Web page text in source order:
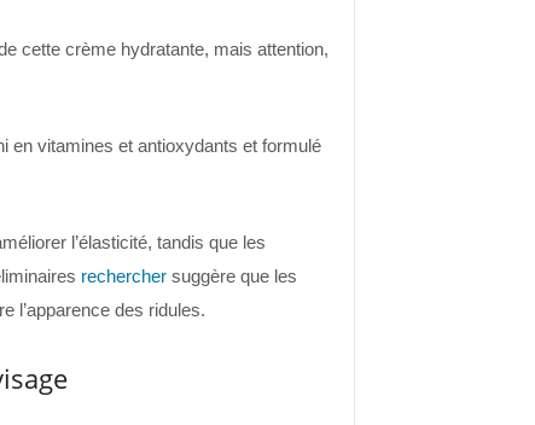
cette crème hydratante, mais attention,
en vitamines et antioxydants et formulé
l’élasticité, tandis que les
recherchersuggère que les
l’apparence des ridules.